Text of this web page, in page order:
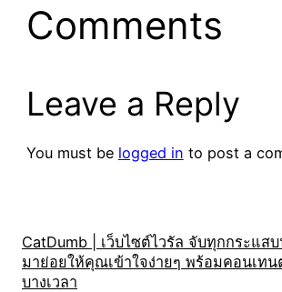
Comments
Leave a Reply
You must be logged in to post a
CatDumb | เว็บไซต์ไวรัล จับทุกกระแส
มาย่อยให้คุณเข้าใจง่ายๆ พร้อมคอนเทน
บางเวลา